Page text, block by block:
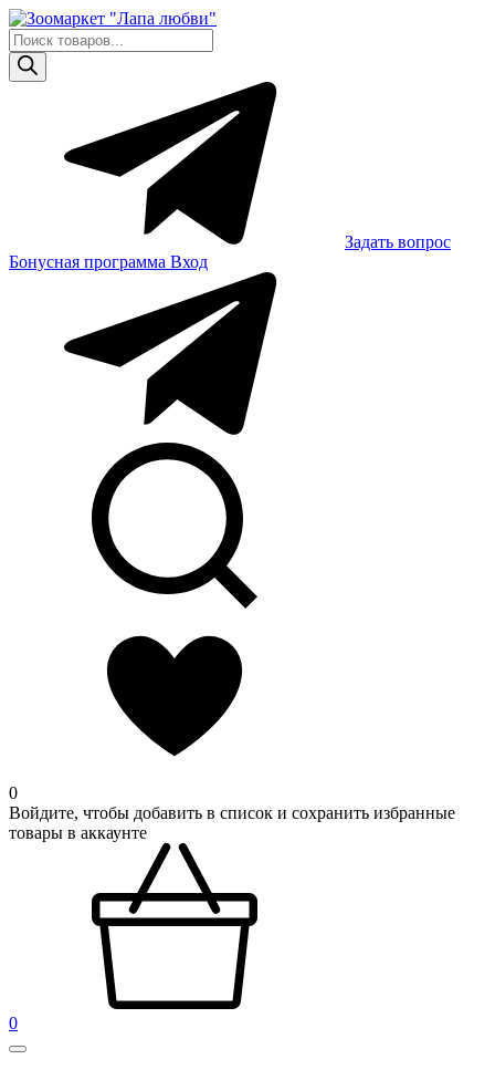
Skip
to
content
Поиск
товаров
Задать вопрос
Бонусная программа Вход
0
Войдите, чтобы добавить в список и сохранить избранные
товары в аккаунте
0